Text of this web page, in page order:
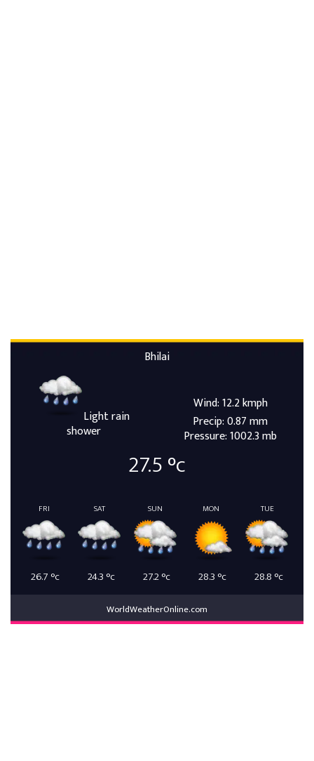
Bhilai
Light rain
shower
Wind: 12.2 kmph
Precip: 0.87 mm
Pressure: 1002.3 mb
27.5°c
FRI
26.7 °c
SAT
24.3 °c
SUN
27.2°c
MON
28.3 °c
TUE
28.8 °c
WorldWeatherOnline.com